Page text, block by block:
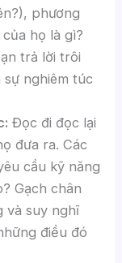
phương
họ là gì?
trả lời trôi
nghiêm túc
Đọc đi đọc lại
đưa ra. Các
cầu kỹ năng
Gạch chân
và suy nghĩ
điều đó